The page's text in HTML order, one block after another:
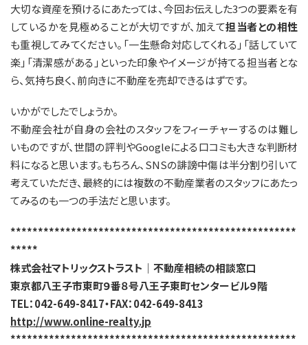
大切な資産を預けるにあたっては、今回お伝えした3つの要素を有
しているかを見極めることが大切ですが、加えて担当者との相性
も重視してみてください。「一生懸命対応してくれる」「話していて
楽」「清潔感がある」といった印象やイメージが持てる担当者とな
ら、気持ち良く、前向きに不動産を売却できるはずです。
いかがでしたでしょうか。
不動産会社が自身の会社のスタッフをフィーチャーするのは難し
いものですが、世間の評判やGoogleによる口コミも大きな判断材
料になると思います。もちろん、SNSの誹謗中傷は半分割り引いて
考えていただき、最終的には複数の不動産業者のスタッフにあたっ
てみるのも一つの手法だと思います。
****************************************************
*****
株式会社マトリックストラスト｜不動産相続の相談窓口
東京都八王子市東町９番８号八王子東町センタービル９階
TEL：042-649-8417・FAX：042-649-8413
http://www.online-realty.jp
****************************************************